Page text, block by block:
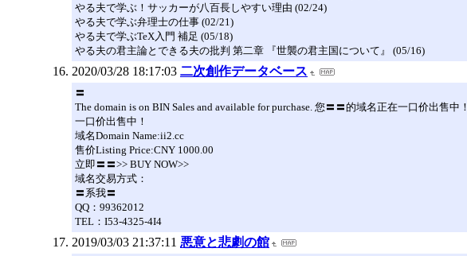
やる夫で学ぶ！サッカーが八百長しやすい理由 (02/24)
やる夫で学ぶ弁理士の仕事 (02/21)
やる夫で学ぶTeX入門 補足 (05/18)
やる夫の君主論とできる夫の批判 第二章 『世襲の君主国について』 (05/16)
2020/03/28 18:17:03 二次創作データベース
〓
The domain is on BIN Sales and available for purchase. 您〓〓的域名正在一口价出售中！
一口价出售中！
域名Domain Name:ii2.cc
售价Listing Price:CNY 1000.00
立即〓〓>> BUY NOW>>
域名交易方式：
〓系我〓
QQ：99362012
TEL：I53-4325-4I4
2019/03/03 21:37:11 悪意と悲劇の館